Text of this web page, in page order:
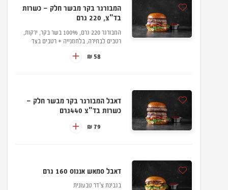
המבורגר בקר מבשר חלק – כשרות
בד"צ, 220 גרם
המבורגר 220 גרם, 100% בשר בקר, ירקות,
רטבים לבחירה, בלחמנייה + רטבים בצד
58 ₪
דאבל המבורגר בקר מבשר חלק –
כשרות בד"צ 440גרם
79 ₪
דאבל סמאש אנגוס 160 גרם
בגבינת צ’דר טבעונית